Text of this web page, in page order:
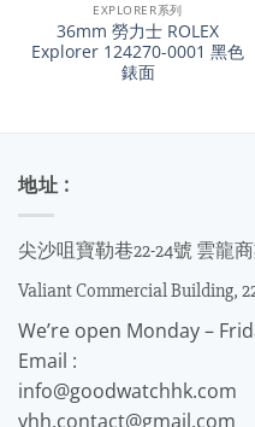
EXPLORER系列
36mm 勞力士 ROLEX
Explorer 124270-0001 黑色
錶面
地址 :
尖沙咀寶勒巷22-24號 雲龍
Valiant Commercial Building,
We’re open Monday –
Email :
info@goodwatchhk.com
yhh.contact@gmail.com